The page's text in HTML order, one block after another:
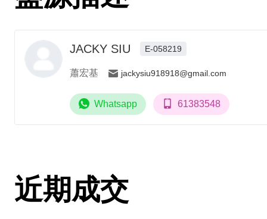
JACKY SIU E-058219
蕭宏基 jackysiu918918@gmail.com
Whatsapp 61383548
近期成交